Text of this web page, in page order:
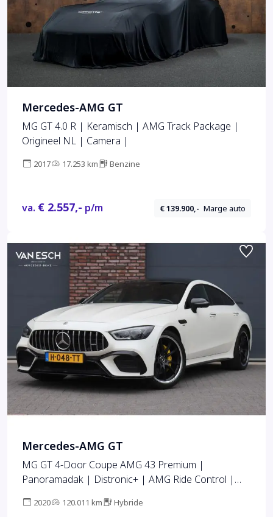
Mercedes-AMG GT
MG GT 4.0 R | Keramisch | AMG Track Package |
Origineel NL | Camera |
2017 17.253 km Benzine
va. € 2.557,- p/m € 139.900,- Marge auto
Mercedes-AMG GT
MG GT 4-Door Coupe AMG 43 Premium |
Panoramadak | Distronic+ | AMG Ride Control |
Multibeam LED | Schakelbare Uitlaat |
2020 120.011 km Hybride